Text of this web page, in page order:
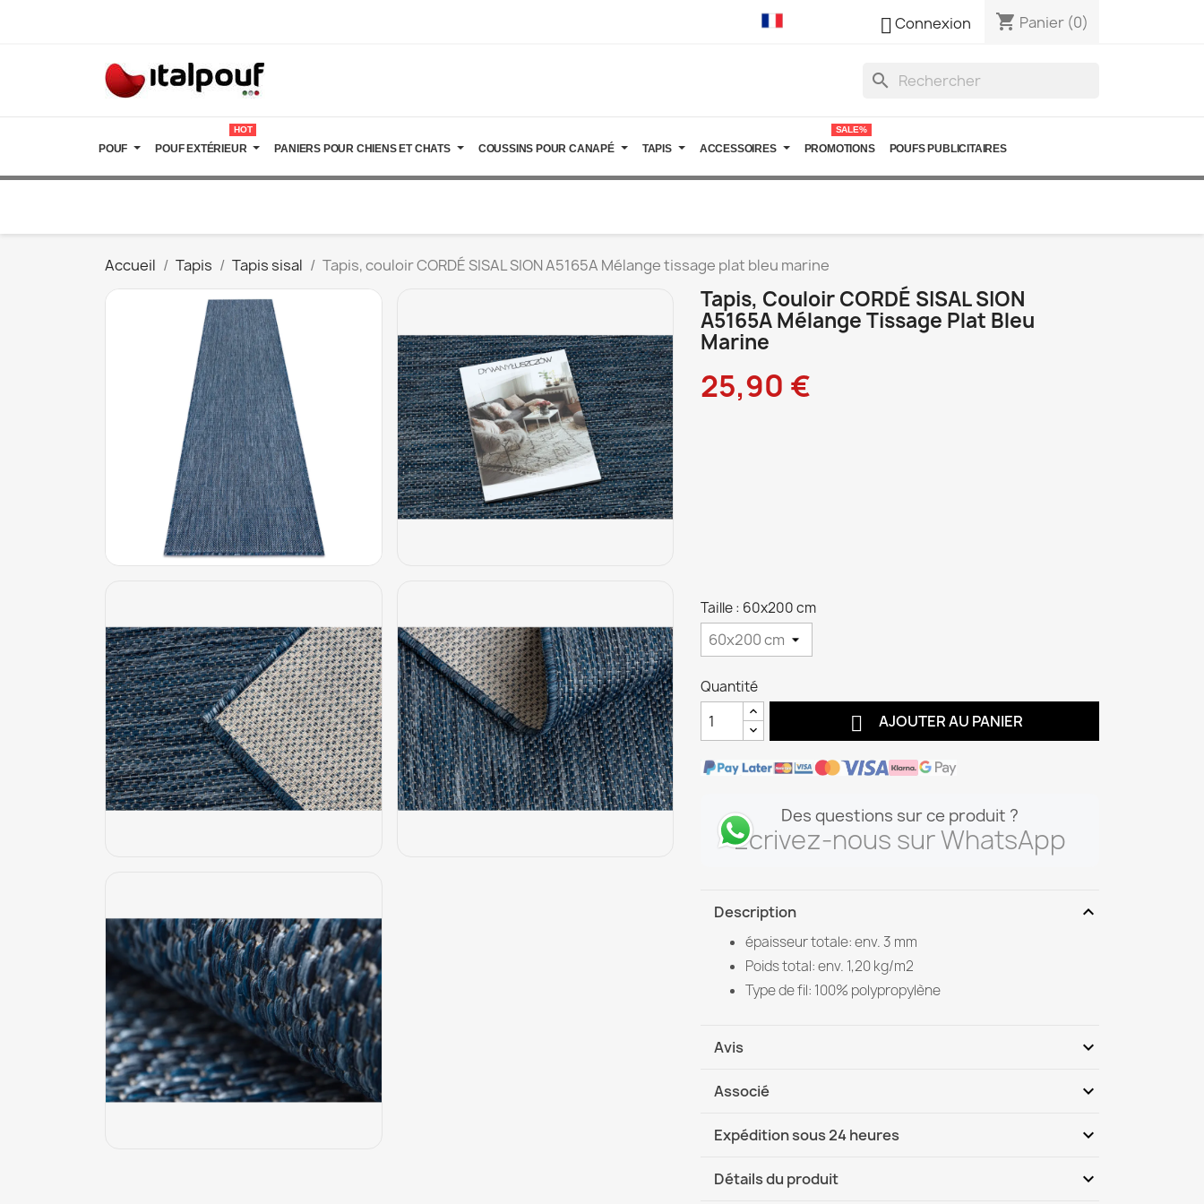
Connexion shopping_cart Panier (0)
search
POUF POUF EXTÉRIEUR
HOT
PANIERS POUR CHIENS ET CHATS COUSSINS POUR CANAPÉ TAPIS ACCESSOIRES PROMOTIONS
SALE%
POUFS PUBLICITAIRES
Accueil Tapis Tapis sisal Tapis, couloir CORDÉ SISAL SION A5165A Mélange tissage plat bleu marine
Tapis, Couloir CORDÉ SISAL SION
A5165A Mélange Tissage Plat Bleu
Marine
25,90 €
Taille : 60x200 cm
Quantité
 AJOUTER AU PANIER
Des questions sur ce produit ?
Écrivez-nous sur WhatsApp
Description expand_more
épaisseur totale: env. 3 mm
Poids total: env. 1,20 kg/m2
Type de fil: 100% polypropylène
Avis expand_more
Associé expand_more
Expédition sous 24 heures expand_more
DHL / GLS International
Détails du produit expand_more